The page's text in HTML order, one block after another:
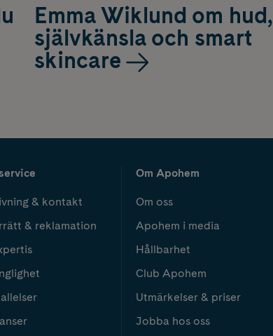
Emma Wiklund om hud,
självkänsla och smart
skincare
& kontakt
& reklamation
Om Apohem
Om oss
Apohem i media
Hållbarhet
Club Apohem
Utmärkelser & priser
Jobba hos oss